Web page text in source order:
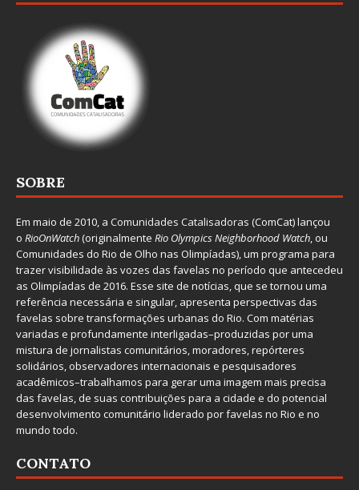
SOBRE
Em maio de 2010, a Comunidades Catalisadoras (ComCat) lançou
o RioOnWatch(originalmente Rio Olympics Neighborhood Watch, ou
Comunidades do Rio de Olho nas Olimpíadas), um programa para
trazer visibilidade às vozes das favelas no período que antecedeu
as Olimpíadas de 2016. Esse site de notícias, que se tornou uma
referência necessária e singular, apresenta perspectivas das
favelas sobre transformações urbanas do Rio. Com matérias
variadas e profundamente interligadas–produzidas por uma
mistura de jornalistas comunitários, moradores, repórteres
solidários, observadores internacionais e pesquisadores
acadêmicos–trabalhamos para gerar uma imagem mais precisa
das favelas, de suas contribuições para a cidade e do potencial
desenvolvimento comunitário liderado por favelas no Rio e no
mundo todo.
CONTATO